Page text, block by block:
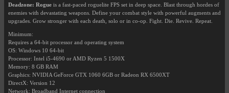
Deadzone: Rogue is a fast-paced roguelite FPS set in deep space. Blast through hordes of
enemies with devastating weapons. Define your combat style with powerful augments and
upgrades. Grow stronger with each death, solo or in co-op. Fight. Die. Revive. Repeat.
Minimum:
Requires a 64-bit processor and operating system
OS: Windows 10 64-bit
Processor: Intel i5-4690 or AMD Ryzen 5 1500X
Memory: 8 GB RAM
Graphics: NVIDIA GeForce GTX 1060 6GB or Radeon RX 6500XT
DirectX: Version 12
Network: Broadband Internet connection